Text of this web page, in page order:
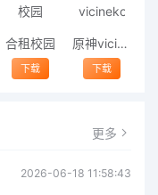
合租校园
下载
原神vicineko
下载
更多
2026-06-18 11:58:43